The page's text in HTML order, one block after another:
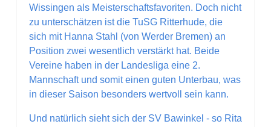
Wissingen als Meisterschaftsfavoriten. Doch nicht
zu unterschätzen ist die TuSG Ritterhude, die
sich mit Hanna Stahl (von Werder Bremen) an
Position zwei wesentlich verstärkt hat. Beide
Vereine haben in der Landesliga eine 2.
Mannschaft und somit einen guten Unterbau, was
in dieser Saison besonders wertvoll sein kann.
Und natürlich sieht sich der SV Bawinkel - so Rita